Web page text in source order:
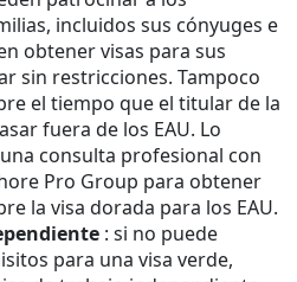
incluidos sus cónyuges e
obtener visas para sus
sin restricciones. Tampoco
el tiempo que el titular de la
fuera de los EAU. Lo
consulta profesional con
Pro Group para obtener
la visa dorada para los EAU.
: si no puede
para una visa verde,